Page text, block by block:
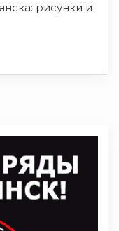
рисунки и